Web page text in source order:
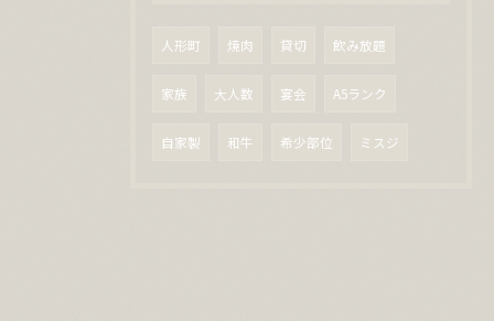
人形町 焼肉 貸切 飲み放題
家族 大人数 宴会 A5ランク
自家製 和牛 希少部位 ミスジ